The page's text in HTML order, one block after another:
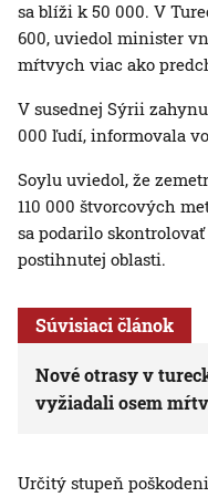
sa blíži k 50 000. V
600, uviedol minister
mŕtvych viac ako
V susednej Sýrii
000 ľudí, informovala
Soylu uviedol, že
110 000 štvorcových
sa podarilo
postihnutej oblasti.
Súvisiaci článok
Nové otrasy v
vyžiadali osem
Určitý stupeň